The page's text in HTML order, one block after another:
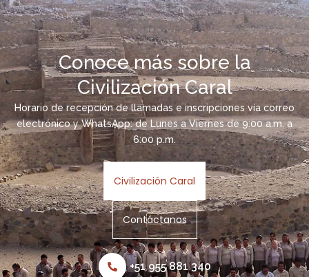
Conoce más sobre la
Civilización Caral
Horario de recepción de llamadas e inscripciones vía correo
electrónico y WhatsApp: de Lunes a Viernes de 9:00 a.m. a
6:00 p.m.
Civilización Caral
Contáctanos
+51 955 881 340